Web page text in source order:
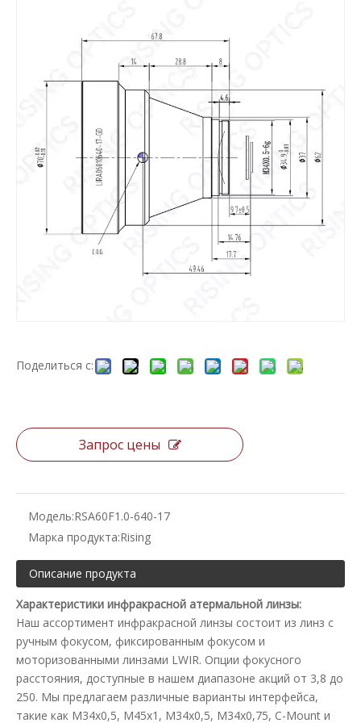
Поделиться с:
Запрос цены
Модель:RSA60F1.0-640-17
Марка продукта:Rising
Описание продукта
Характеристики инфракрасной атермальной линзы:
Наш ассортимент инфракрасной линзы состоит из линз с
ручным фокусом, фиксированным фокусом и
моторизованными линзами LWIR. Опции фокусного
расстояния, доступные в нашем диапазоне акций от 3,8 до
250. Мы предлагаем различные варианты интерфейса,
такие как M34x0,5, M45x1, M34x0,5, M34x0,75, C-Mount и